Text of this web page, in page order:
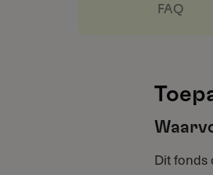
FAQ
Dit fonds